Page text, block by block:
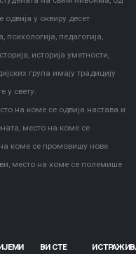
одвија у оквиру десет
психологија, педагогија,
историја уметности,
група имају традицију
у свету.
на коме се одвија настава и
место на коме се
коме се промовишу нове
место на коме се полемише
ВИ СТЕ